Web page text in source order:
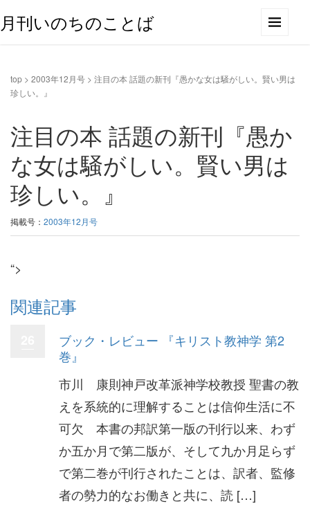
月刊いのちのことば
top > 2003年12月号 > 注目の本 話題の新刊『愚かな女は騒がしい。賢い男は
珍しい。』
注目の本 話題の新刊『愚か
な女は騒がしい。賢い男は
珍しい。』
掲載号： 2003年12月号
“>
関連記事
ブック・レビュー 『キリスト教神学 第2
巻』
市川 康則神戸改革派神学校教授 聖書の教
えを系統的に理解することは信仰生活に不
可欠 本書の邦訳第一版の刊行以来、わず
か五か月で第二版が、そして九か月足らず
で第二巻が刊行されたことは、訳者、監修
者の勢力的なお働きと共に、読 […]